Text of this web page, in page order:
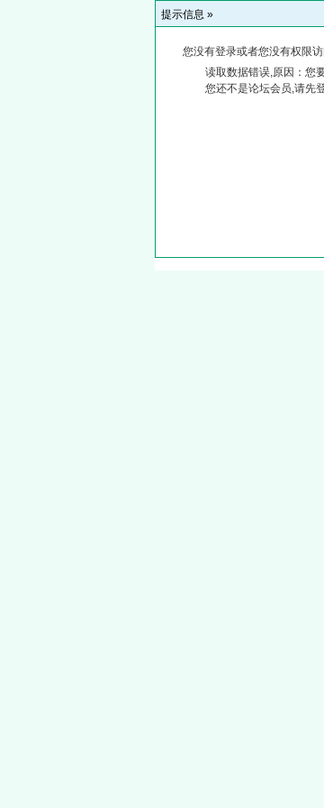
提示信息 »
您没有登录或者您没有权限
读取数据错误,原因：您
您还不是论坛会员,请先